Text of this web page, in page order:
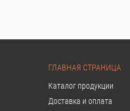
ГЛАВНАЯ СТРАНИЦА
Каталог продукции
Доставка и оплата